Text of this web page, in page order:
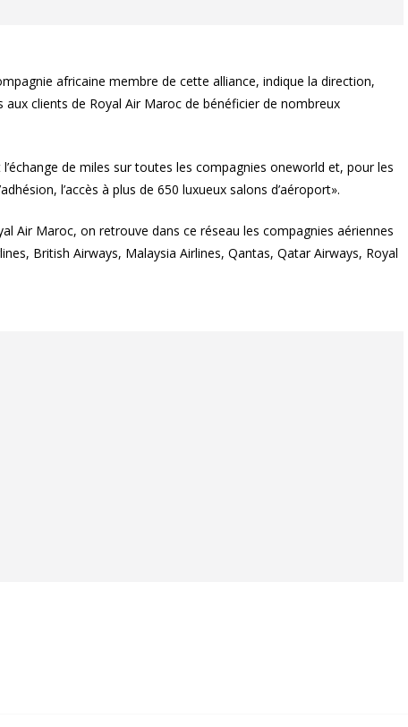
africaine membre de cette alliance, indique la direction,
clients de Royal Air Maroc de bénéficier de nombreux
de miles sur toutes les compagnies oneworld et, pour les
l’accès à plus de 650 luxueux salons d’aéroport».
Air Maroc, on retrouve dans ce réseau les compagnies aériennes
British Airways, Malaysia Airlines, Qantas, Qatar Airways, Royal